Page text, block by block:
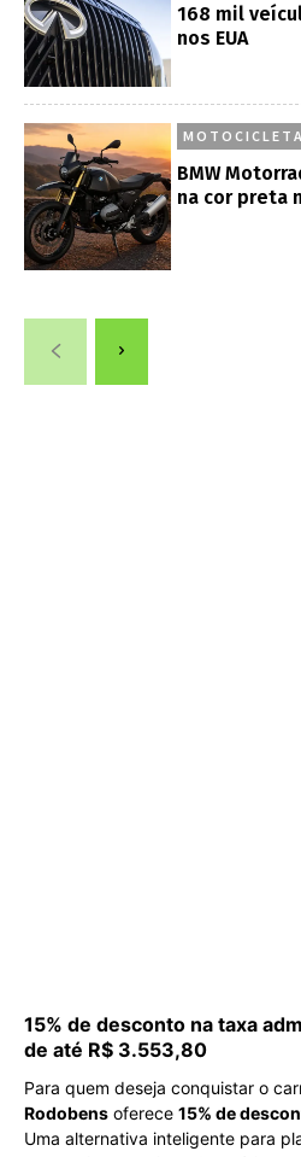
168 mil
nos EUA
BMW
na cor preta
15% de desconto na taxa
de até R$ 3.553,80
Para quem deseja conquistar o
Rodobens oferece 15% de
Uma alternativa inteligente para